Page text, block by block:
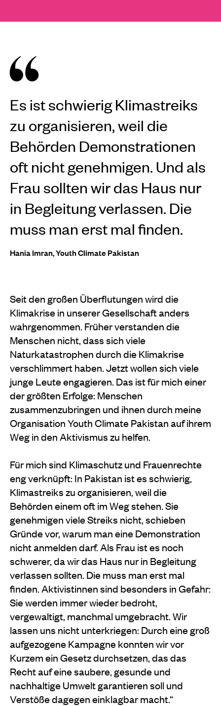
Es ist schwierig Klimastreiks
zu organisieren, weil die
Behörden Demonstrationen
oft nicht genehmigen. Und als
Frau sollten wir das Haus nur
in Begleitung verlassen. Die
muss man erst mal finden.
Hania Imran, Youth Climate Pakistan
Seit den großen Überflutungen wird die
Klimakrise in unserer Gesellschaft anders
wahrgenommen. Früher verstanden die
Menschen nicht, dass sich viele
Naturkatastrophen durch die Klimakrise
verschlimmert haben. Jetzt wollen sich viele
junge Leute engagieren. Das ist für mich einer
der größten Erfolge: Menschen
zusammenzubringen und ihnen durch meine
Organisation Youth Climate Pakistan auf ihrem
Weg in den Aktivismus zu helfen.
Für mich sind Klimaschutz und Frauenrechte
eng verknüpft: In Pakistan ist es schwierig,
Klimastreiks zu organisieren, weil die
Behörden einem oft im Weg stehen. Sie
genehmigen viele Streiks nicht, schieben
Gründe vor, warum man eine Demonstration
nicht anmelden darf. Als Frau ist es noch
schwerer, da wir das Haus nur in Begleitung
verlassen sollten. Die muss man erst mal
finden. Aktivistinnen sind besonders in Gefahr:
Sie werden immer wieder bedroht,
vergewaltigt, manchmal umgebracht. Wir
lassen uns nicht unterkriegen: Durch eine groß
aufgezogene Kampagne konnten wir vor
Kurzem ein Gesetz durchsetzen, das das
Recht auf eine saubere, gesunde und
nachhaltige Umwelt garantieren soll und
Verstöße dagegen einklagbar macht.“